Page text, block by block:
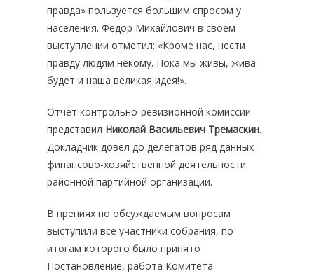
правда» пользуется большим спросом у
населения. Фёдор Михайлович в своём
выступлении отметил: «Кроме нас, нести
правду людям некому. Пока мы живы, жива
будет и наша великая идея!».
Отчёт контрольно-ревизионной комиссии
представил Николай Васильевич Тремаскин.
Докладчик довёл до делегатов ряд данных
финансово-хозяйственной деятельности
районной партийной организации.
В прениях по обсуждаемым вопросам
выступили все участники собрания, по
итогам которого было принято
Постановление, работа Комитета